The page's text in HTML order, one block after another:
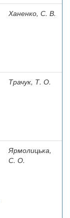
Ханенко, С. В.
Трачук, Т. О.
Ярмолицька,
С. О.